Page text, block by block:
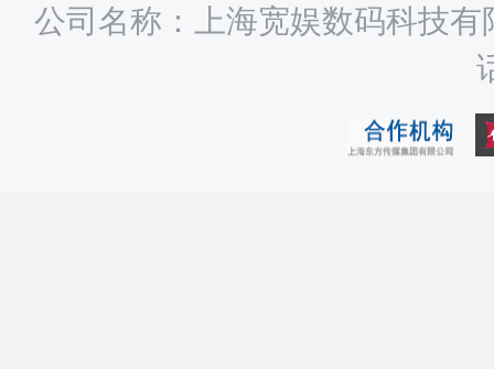
公司名称：上海宽娱数码科技有